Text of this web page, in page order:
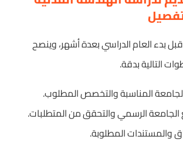
قبل بدء العام الدراسي بعدة أشهر، وينصح
التالية بدقة.
المناسبة والتخصص المطلوب.
الجامعة الرسمي والتحقق من المتطلبات.
والمستندات المطلوبة.